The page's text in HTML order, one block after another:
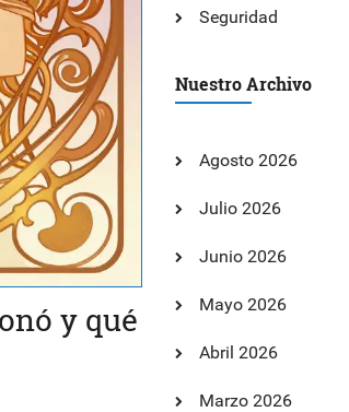
y qué
Seguridad
Nuestro Archivo
Agosto 2026
Julio 2026
Junio 2026
Mayo 2026
Abril 2026
Marzo 2026